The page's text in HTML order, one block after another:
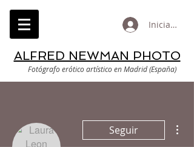
Iniciar
ALFRED NEWMAN PHOTO
Fotógrafo erótico artístico en Madrid (España)
Seguir